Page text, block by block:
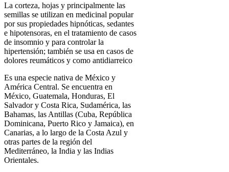
La corteza, hojas y principalmente las
semillas se utilizan en medicinal popular
por sus propiedades hipnóticas, sedantes
e hipotensoras, en el tratamiento de casos
de insomnio y para controlar la
hipertensión; también se usa en casos de
dolores reumáticos y como antidiarreico
Es una especie nativa de México y
América Central. Se encuentra en
México, Guatemala, Honduras, El
Salvador y Costa Rica, Sudamérica, las
Bahamas, las Antillas (Cuba, República
Dominicana, Puerto Rico y Jamaica), en
Canarias, a lo largo de la Costa Azul y
otras partes de la región del
Mediterráneo, la India y las Indias
Orientales.